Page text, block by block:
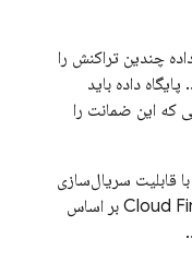
چندین تراکنش را
داده باید
که این ضمانت را
قابلیت سریال‌سازی
Cloud بر اساس